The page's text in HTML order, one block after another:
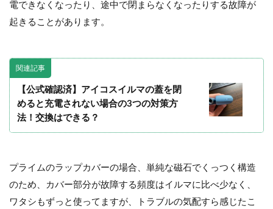
電できなくなったり、途中で閉まらなくなったりする故障が
起きることがあります。
関連記事
【公式確認済】アイコスイルマの蓋を閉
めると充電されない場合の3つの対策方
法！交換はできる？
プライムのラップカバーの場合、単純な磁石でくっつく構造
のため、カバー部分が故障する頻度はイルマに比べ少なく、
ワタシもずっと使ってますが、トラブルの気配すら感じたこ